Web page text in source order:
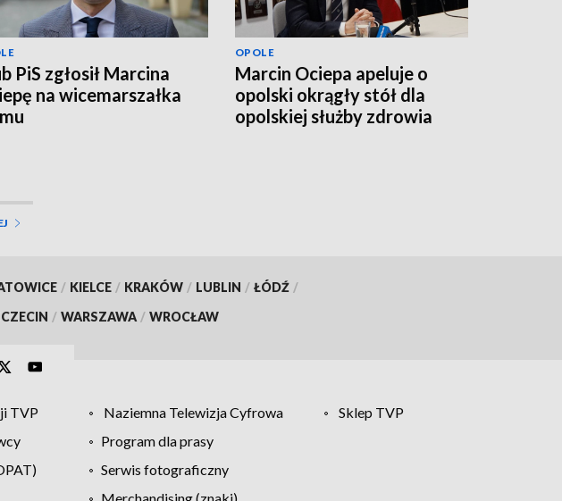
PiS zgłosił Marcina
na wicemarszałka
OPOLE
Marcin Ociepa apeluje o
opolski okrągły stół dla
opolskiej służby zdrowia
/ KIELCE / KRAKÓW / LUBLIN / ŁÓDŹ /
/ WARSZAWA / WROCŁAW
TVP Naziemna Telewizja Cyfrowa
Sklep TVP
Program dla prasy
Serwis fotograficzny